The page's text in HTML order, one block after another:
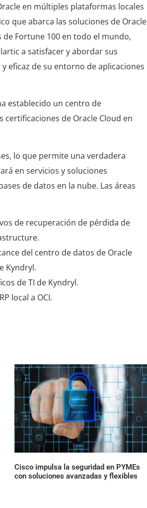
en múltiples plataformas locales
que abarca las soluciones de Oracle
Fortune 100 en todo el mundo,
a satisfacer y abordar sus
eficaz de su entorno de aplicaciones
establecido un centro de
de Oracle Cloud en
lo que permite una verdadera
en servicios y soluciones
de datos en la nube. Las áreas
de recuperación de pérdida de
del centro de datos de Oracle
Kyndryl.
de TI de Kyndryl.
local a OCI.
Cisco impulsa la seguridad en PYMEs
con soluciones avanzadas y flexibles